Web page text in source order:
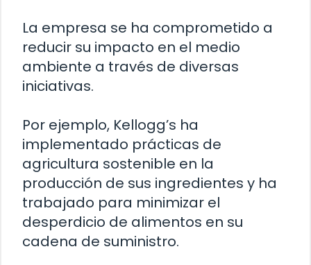
La empresa se ha comprometido a
reducir su impacto en el medio
ambiente a través de diversas
iniciativas.
Por ejemplo, Kellogg’s ha
implementado prácticas de
agricultura sostenible en la
producción de sus ingredientes y ha
trabajado para minimizar el
desperdicio de alimentos en su
cadena de suministro.